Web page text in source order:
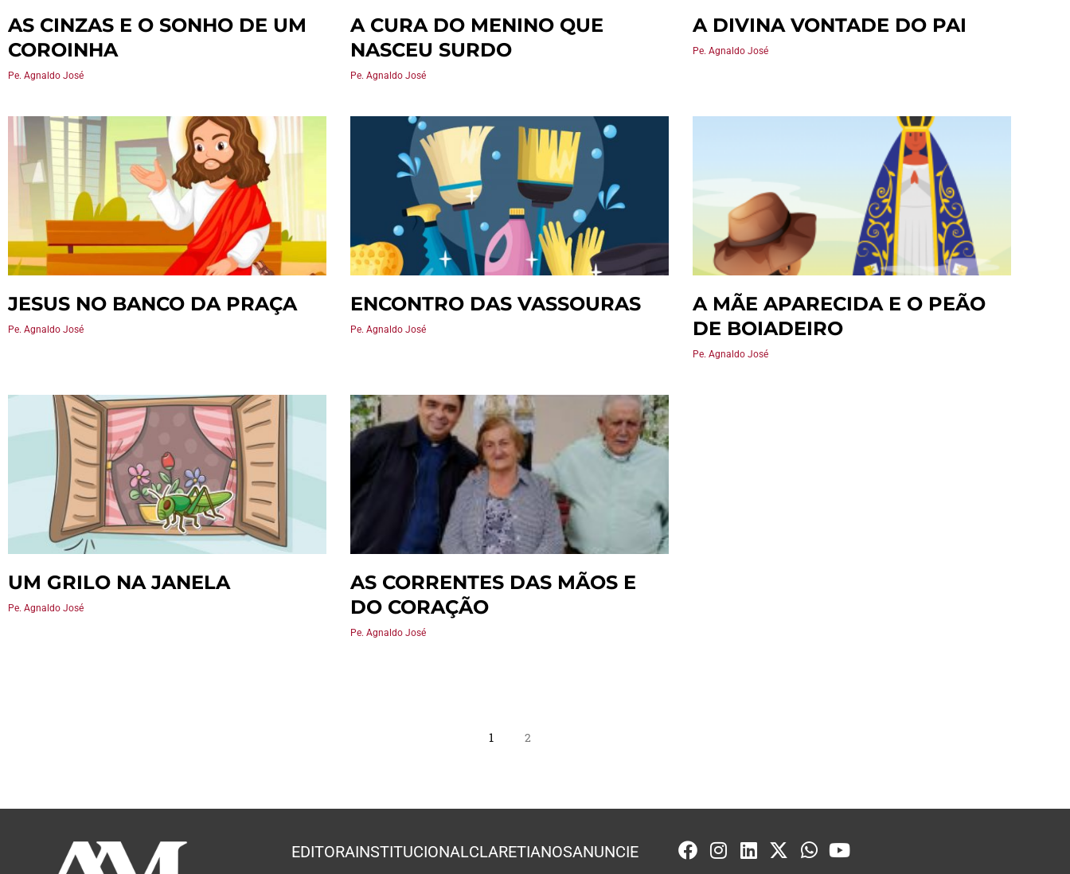
AS CINZAS E O SONHO DE UM
COROINHA
Pe. Agnaldo José
A CURA DO MENINO QUE
NASCEU SURDO
Pe. Agnaldo José
A DIVINA VONTADE DO PAI
Pe. Agnaldo José
JESUS NO BANCO DA PRAÇA
Pe. Agnaldo José
ENCONTRO DAS VASSOURAS
Pe. Agnaldo José
A MÃE APARECIDA E O PEÃO
DE BOIADEIRO
Pe. Agnaldo José
UM GRILO NA JANELA
Pe. Agnaldo José
AS CORRENTES DAS MÃOS E
DO CORAÇÃO
Pe. Agnaldo José
1 2
EDITORAINSTITUCIONALCLARETIANOSANUNCIE